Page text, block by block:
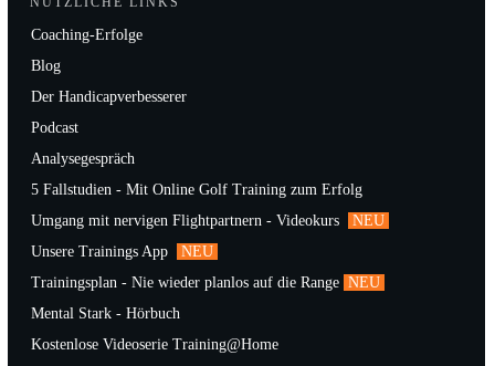
Coaching-Erfolge
Blog
Der Handicapverbesserer
Podcast
Analysegespräch
5 Fallstudien - Mit Online Golf Training zum Erfolg
Umgang mit nervigen Flightpartnern - Videokurs
NEU
Unsere Trainings App
NEU
Trainingsplan - Nie wieder planlos auf die Range NEU
Mental Stark - Hörbuch
Kostenlose Videoserie Training@Home